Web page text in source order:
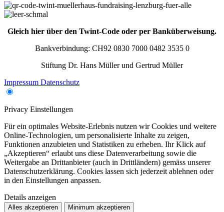
Gleich hier über den Twint-Code oder per Banküberweisung.
Bankverbindung: CH92 0830 7000 0482 3535 0
Stiftung Dr. Hans Müller und Gertrud Müller
Impressum Datenschutz
Privacy Einstellungen
Für ein optimales Website-Erlebnis nutzen wir Cookies und weitere
Online-Technologien, um personalisierte Inhalte zu zeigen,
Funktionen anzubieten und Statistiken zu erheben. Ihr Klick auf
„Akzeptieren“ erlaubt uns diese Datenverarbeitung sowie die
Weitergabe an Drittanbieter (auch in Drittländern) gemäss unserer
Datenschutzerklärung. Cookies lassen sich jederzeit ablehnen oder
in den Einstellungen anpassen.
Details anzeigen
Alles akzeptieren Minimum akzeptieren